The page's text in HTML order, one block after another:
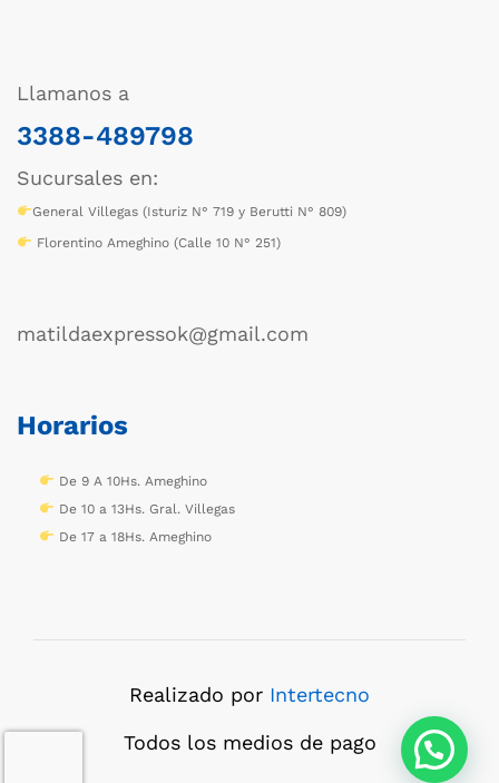
Llamanos a
3388-489798
Sucursales en:
General Villegas (Isturiz N° 719 y Berutti N° 809)
Florentino Ameghino (Calle 10 N° 251)
matildaexpressok@gmail.com
Horarios
De 9 A 10Hs. Ameghino
De 10 a 13Hs. Gral. Villegas
De 17 a 18Hs. Ameghino
Realizado por Intertecno
Todos los medios de pago